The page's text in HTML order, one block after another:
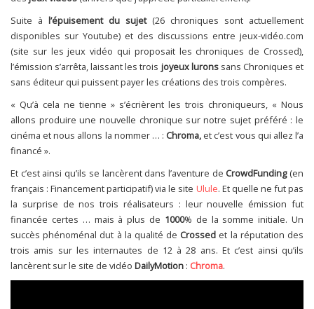
Suite à l’épuisement du sujet(26 chroniques sont actuellement
disponibles sur Youtube) et des discussions entre jeux-vidéo.com
(site sur les jeux vidéo qui proposait les chroniques de Crossed),
l’émission s’arrêta, laissant les trois joyeux luronssans Chroniques et
sans éditeur qui puissent payer les créations des trois compères.
« Qu’à cela ne tienne » s’écrièrent les trois chroniqueurs, « Nous
allons produire une nouvelle chronique sur notre sujet préféré : le
cinéma et nous allons la nommer … : Chroma, et c’est vous qui allez l’a
financé ».
Et c’est ainsi qu’ils se lancèrent dans l’aventure de CrowdFunding(en
français : Financement participatif) via le site Ulule. Et quelle ne fut pas
la surprise de nos trois réalisateurs : leur nouvelle émission fut
financée certes … mais à plus de 1000% de la somme initiale. Un
succès phénoménal dut à la qualité de Crossed et la réputation des
trois amis sur les internautes de 12 à 28 ans. Et c’est ainsi qu’ils
lancèrent sur le site de vidéo DailyMotion : Chroma.